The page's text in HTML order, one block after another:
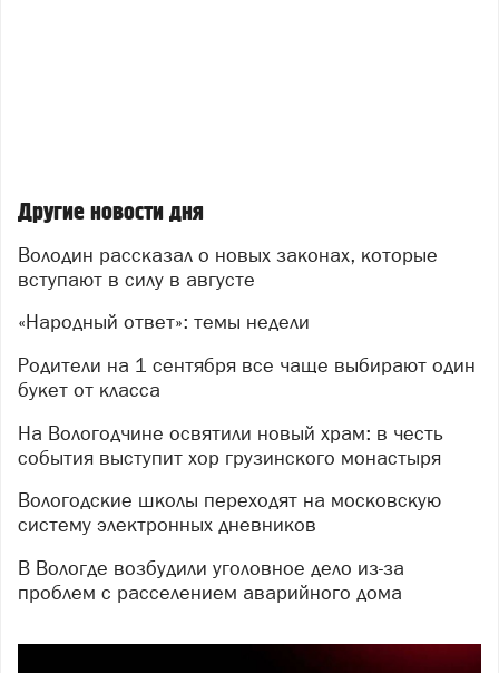
Другие новости дня
Володин рассказал о новых законах, которые
вступают в силу в августе
«Народный ответ»: темы недели
Родители на 1 сентября все чаще выбирают один
букет от класса
На Вологодчине освятили новый храм: в честь
события выступит хор грузинского монастыря
Вологодские школы переходят на московскую
систему электронных дневников
В Вологде возбудили уголовное дело из-за
проблем с расселением аварийного дома